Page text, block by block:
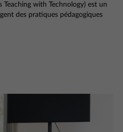
Teaching with Technology) est un
des pratiques pédagogiques